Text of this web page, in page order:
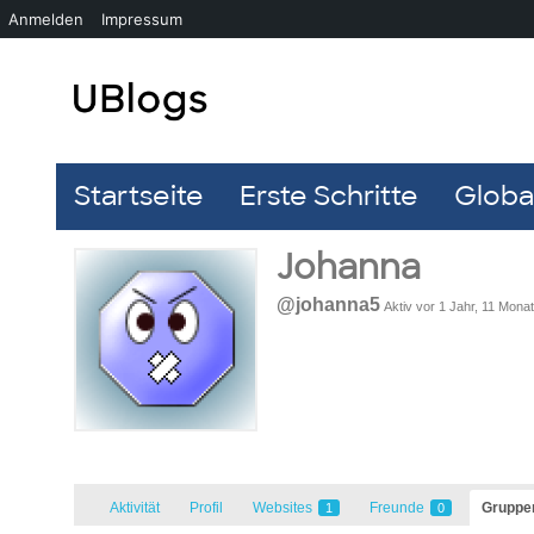
Startseite Erste Schritte
Johanna
@johanna5 Aktiv vor 1 Jahr, 11
Aktivität Profil Websites 1 Freunde 0
Anmelden Impressum